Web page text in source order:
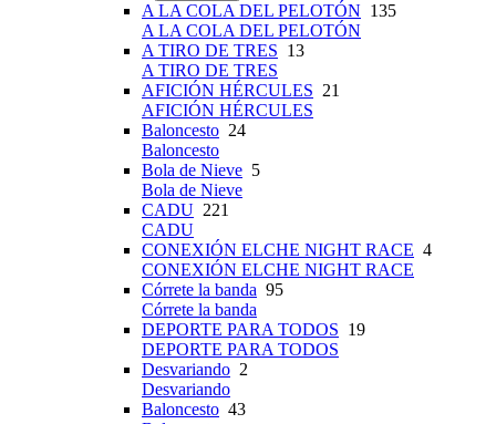
A LA COLA DEL PELOTÓN 135
A LA COLA DEL PELOTÓN
A TIRO DE TRES 13
A TIRO DE TRES
AFICIÓN HÉRCULES 21
AFICIÓN HÉRCULES
Baloncesto 24
Baloncesto
Bola de Nieve 5
Bola de Nieve
CADU 221
CADU
CONEXIÓN ELCHE NIGHT RACE 4
CONEXIÓN ELCHE NIGHT RACE
Córrete la banda 95
Córrete la banda
DEPORTE PARA TODOS 19
DEPORTE PARA TODOS
Desvariando 2
Desvariando
Baloncesto 43